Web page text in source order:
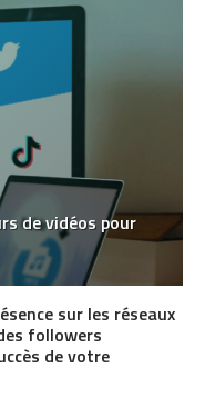
de vidéos pour
sur les réseaux
followers
de votre